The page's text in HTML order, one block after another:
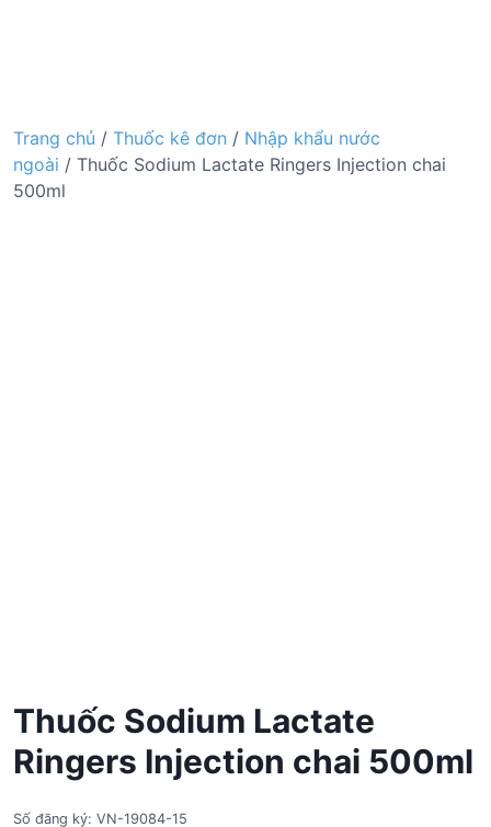
Trang chủ / Thuốc kê đơn / Nhập khẩu nước
ngoài / Thuốc Sodium Lactate Ringers Injection chai
500ml
Thuốc Sodium Lactate
Ringers Injection chai 500ml
Số đăng ký: VN-19084-15